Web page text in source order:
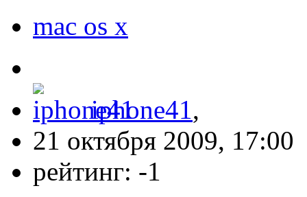
mac os x
iphone41,
21 октября 2009, 17:00
рейтинг: -1